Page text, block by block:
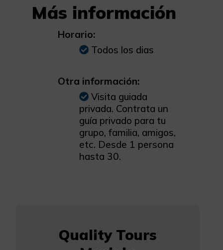
Más información
Horario:
Todos los dias
Otra información:
Visita guiada
privada. Contrata un
guía privado para tu
grupo, familia, amigos,
etc. Desde 1 persona
hasta 30.
Quality Tours